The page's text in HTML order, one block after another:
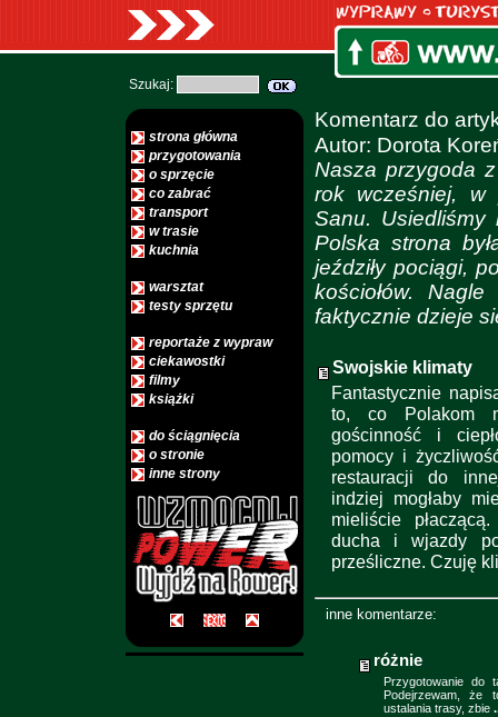
Szukaj:
strona główna
przygotowania
o sprzęcie
co zabrać
transport
w trasie
kuchnia
warsztat
testy sprzętu
reportaże z wypraw
ciekawostki
filmy
książki
do ściągnięcia
o stronie
inne strony
Komentarz do
Autor: Dorota
Nasza przygoda
rok wcześniej, w
Sanu.
Polska strona
jeździły pociągi,
kościołów.
faktycznie dzieje
Swojskie klimaty
Fantastycznie
to, co Polakom
gościnność i
pomocy i
restauracji do
indziej mogłaby
mieliście
ducha i wjazdy
prześliczne. Czuję
inne komentarze:
różnie
Przygotowanie do
Podejrzewam, że
ustalania trasy, zbie